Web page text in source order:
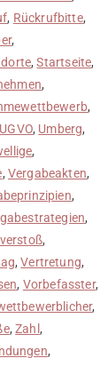
, Rückrufbitte,
,
,Startseite,
,
,
UGVO, Umberg,
,
, Vergabeakten,
,
,
,
,Vertretung,
, Vorbefasster,
,
,Zahl ,
,